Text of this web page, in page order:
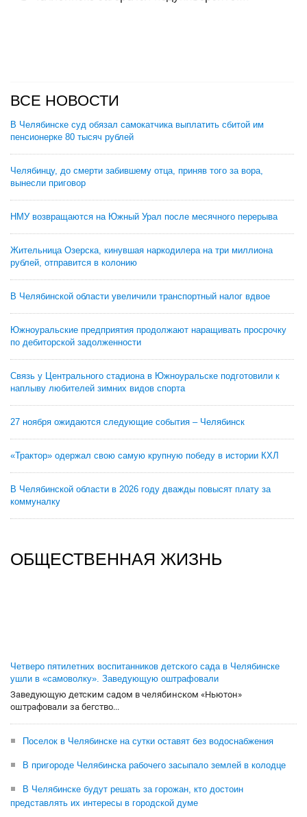
ВСЕ НОВОСТИ
В Челябинске суд обязал самокатчика выплатить сбитой им
пенсионерке 80 тысяч рублей
Челябинцу, до смерти забившему отца, приняв того за вора,
вынесли приговор
НМУ возвращаются на Южный Урал после месячного перерыва
Жительница Озерска, кинувшая наркодилера на три миллиона
рублей, отправится в колонию
В Челябинской области увеличили транспортный налог вдвое
Южноуральские предприятия продолжают наращивать просрочку
по дебиторской задолженности
Связь у Центрального стадиона в Южноуральске подготовили к
наплыву любителей зимних видов спорта
27 ноября ожидаются следующие события – Челябинск
«Трактор» одержал свою самую крупную победу в истории КХЛ
В Челябинской области в 2026 году дважды повысят плату за
коммуналку
ОБЩЕСТВЕННАЯ ЖИЗНЬ
Четверо пятилетних воспитанников детского сада в Челябинске
ушли в «самоволку». Заведующую оштрафовали
Заведующую детским садом в челябинском «Ньютон»
оштрафовали за бегство...
Поселок в Челябинске на сутки оставят без водоснабжения
В пригороде Челябинска рабочего засыпало землей в колодце
В Челябинске будут решать за горожан, кто достоин
представлять их интересы в городской думе